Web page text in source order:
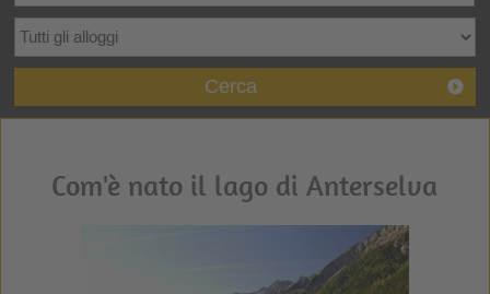
Cerca
Com'è nato il lago di Anterselva